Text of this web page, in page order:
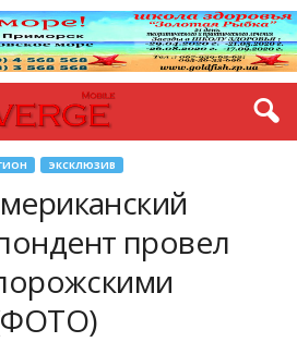
ЭКСКЛЮЗИВ
провел